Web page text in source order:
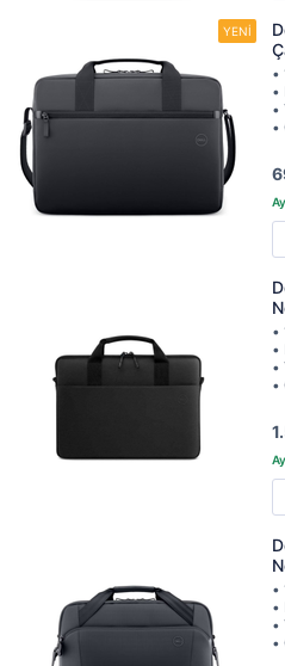
•
•
•
•
•
•
•
•
•
•
•
•